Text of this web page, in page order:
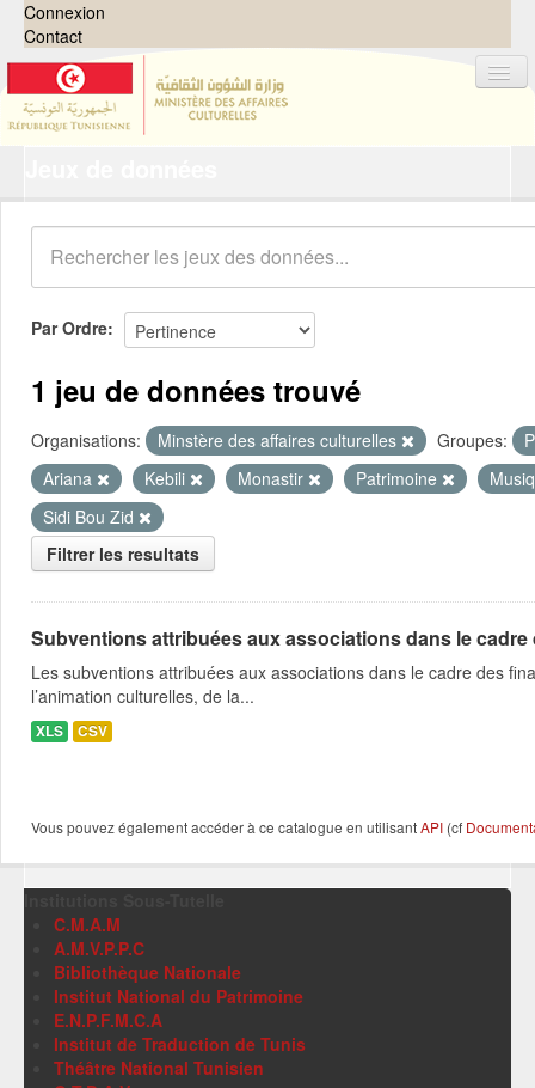
Connexion
Contact
Organisations
Groupes
Demandes 0
À propos
Par Ordre
1 jeu de données trouvé
Organisations: Minstère des affaires culturelles Groupes:
Ariana
Kebili Monastir Patrimoine
Sidi Bou Zid
Filtrer les resultats
Subventions attribuées aux associations dans le
Les subventions attribuées aux associations dans le cadre des
l’animation culturelles, de la...
XLS CSV
Vous pouvez également accéder à ce catalogue en utilisantAPI (cf
C.M.A.M
A.M.V.P.P.C
Bibliothèque Nationale
Institut National du Patrimoine
E.N.P.F.M.C.A
Institut de Traduction de Tunis
Théâtre National Tunisien